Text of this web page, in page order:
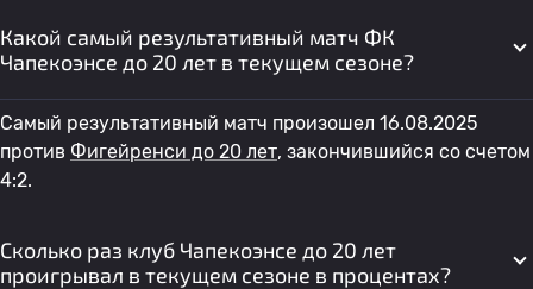
Какой самый результативный матч ФК
Чапекоэнсе до 20 лет в текущем сезоне?
Самый результативный матч произошел 16.08.2025
против Фигейренси до 20 лет, закончившийся со счетом
4:2.
Сколько раз клуб Чапекоэнсе до 20 лет
проигрывал в текущем сезоне в процентах?